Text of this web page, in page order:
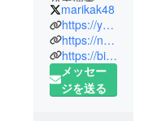
虐待や親の
不在などの
理由により
親を頼るこ
marikak48
https://youare-masterpiece.org
https://note.com/masterpiece2017
https://bit.ly/3H7JEUP
メッセー
ジを送る